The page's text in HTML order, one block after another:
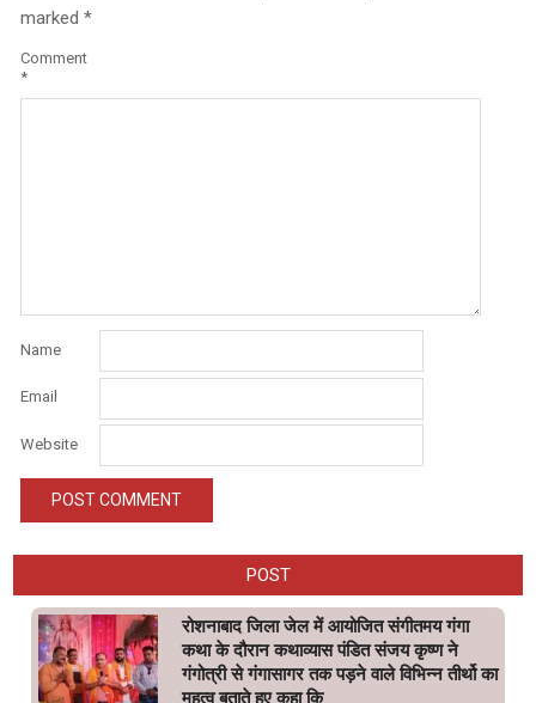
marked *
Comment
*
Name
Email
Website
POST
रोशनाबाद जिला जेल में आयोजित संगीतमय गंगा
कथा के दौरान कथाव्यास पंडित संजय कृष्ण ने
गंगोत्री से गंगासागर तक पड़ने वाले विभिन्न तीर्थो का
महत्व बताते हुए कहा कि